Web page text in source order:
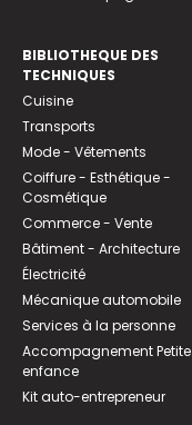
BIBLIOTHEQUE DES
TECHNIQUES
Cuisine
Transports
Mode - Vêtements
Coiffure - Esthétique -
Cosmétique
Commerce - Vente
Bâtiment - Architecture
Électricité
Mécanique automobile
Services à la personne
Accompagnement Petite
enfance
Kit auto-entrepreneur